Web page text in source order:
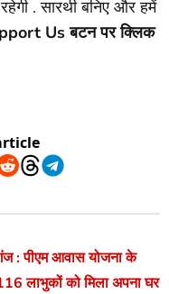
. सारथी बनिए और हमें
Us बटन पर क्लिक
RedditThreadsTelegram
: पीएम आवास योजना के
लाभुकों को मिला अपना घर